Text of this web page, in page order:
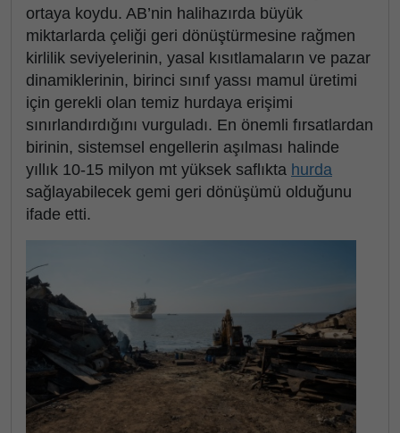
ortaya koydu. AB’nin halihazırda büyük
miktarlarda çeliği geri dönüştürmesine rağmen
kirlilik seviyelerinin, yasal kısıtlamaların ve pazar
dinamiklerinin, birinci sınıf yassı mamul üretimi
için gerekli olan temiz hurdaya erişimi
sınırlandırdığını vurguladı. En önemli fırsatlardan
birinin, sistemsel engellerin aşılması halinde
yıllık 10-15 milyon mt yüksek saflıkta hurda
sağlayabilecek gemi geri dönüşümü olduğunu
ifade etti.